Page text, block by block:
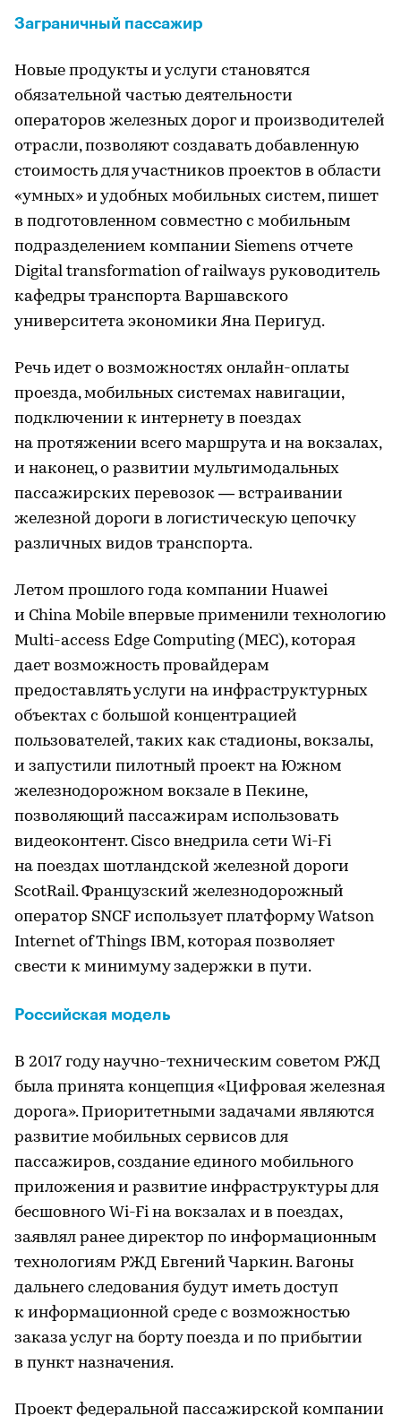
Заграничный пассажир
Новые продукты и услуги становятся
обязательной частью деятельности
операторов железных дорог и производителей
отрасли, позволяют создавать добавленную
стоимость для участников проектов в области
«умных» и удобных мобильных систем, пишет
в подготовленном совместно с мобильным
подразделением компании Siemens отчете
Digital transformation of railways руководитель
кафедры транспорта Варшавского
университета экономики Яна Перигуд.
Речь идет о возможностях онлайн-оплаты
проезда, мобильных системах навигации,
подключении к интернету в поездах
на протяжении всего маршрута и на вокзалах,
и наконец, о развитии мультимодальных
пассажирских перевозок — встраивании
железной дороги в логистическую цепочку
различных видов транспорта.
Летом прошлого года компании Huawei
и China Mobile впервые применили технологию
Multi-access Edge Computing (MEC), которая
дает возможность провайдерам
предоставлять услуги на инфраструктурных
объектах с большой концентрацией
пользователей, таких как стадионы, вокзалы,
и запустили пилотный проект на Южном
железнодорожном вокзале в Пекине,
позволяющий пассажирам использовать
видеоконтент. Cisco внедрила сети Wi-Fi
на поездах шотландской железной дороги
ScotRail. Французский железнодорожный
оператор SNCF использует платформу Watson
Internet of Things IBM, которая позволяет
свести к минимуму задержки в пути.
Российская модель
В 2017 году научно-техническим советом РЖД
была принята концепция «Цифровая железная
дорога». Приоритетными задачами являются
развитие мобильных сервисов для
пассажиров, создание единого мобильного
приложения и развитие инфраструктуры для
бесшовного Wi-Fi на вокзалах и в поездах,
заявлял ранее директор по информационным
технологиям РЖД Евгений Чаркин. Вагоны
дальнего следования будут иметь доступ
к информационной среде с возможностью
заказа услуг на борту поезда и по прибытии
в пункт назначения.
Проект федеральной пассажирской компании